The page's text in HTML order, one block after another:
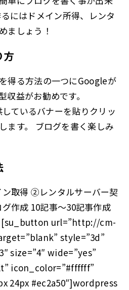
にはドメイン所得、レンタ
ましょう！
方
得る方法の一つにGoogleが
益がお勧めです。
ているバナーを貼りクリッ
ます。 ブログを書く楽しみ
取得 ②レンタルサーバー契
作成 10記事～30記事作成
[su_button url=”http://cm-
style=”3d”
size=”4″ wide=”yes”
icon_color=”#ffffff”
24px #ec2a50″]wordpress